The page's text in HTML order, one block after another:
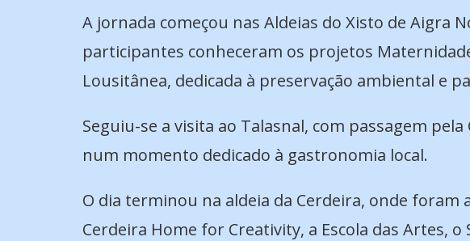
A jornada começou nas Aldeias do Xisto de Aigra
participantes conheceram os projetos
Lousitânea, dedicada à preservação ambiental e
Seguiu-se a visita ao Talasnal, com passagem
num momento dedicado à gastronomia local.
O dia terminou na aldeia da Cerdeira, onde
Cerdeira Home for Creativity, a Escola das Artes,